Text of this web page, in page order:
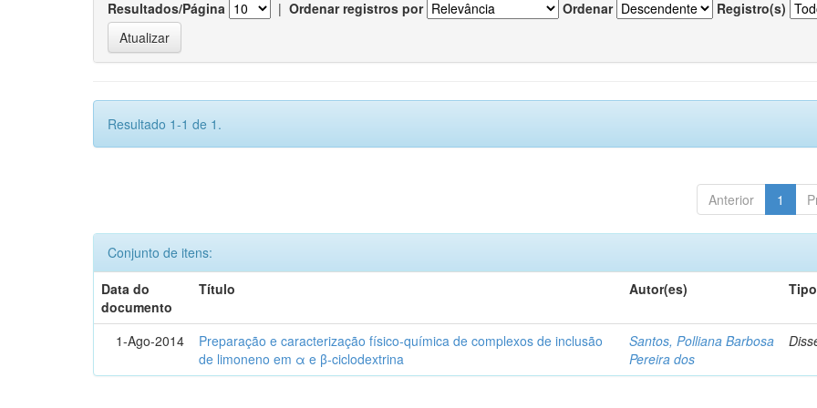
Resultados/Página | Ordenar registros por Ordenar Registro(s)
Resultado 1-1 de 1.
Anterior 1
Conjunto de itens:
Data do
documento
Título Autor(es) Tipo
1-Ago-2014
Preparação e caracterização físico-química de complexos de inclusão
de limoneno em α e β-ciclodextrina
Santos, Polliana Barbosa
Pereira dos